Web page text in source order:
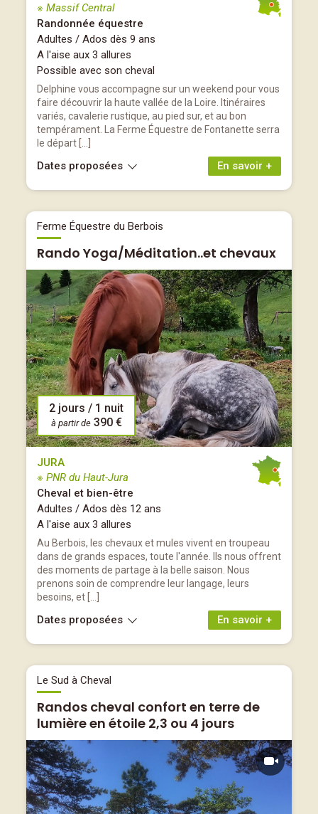
※ Massif Central
Randonnée équestre
Adultes / Ados dès 9 ans
A l'aise aux 3 allures
Possible avec son cheval
Delphine vous accompagne sur un weekend pour vous
faire découvrir la haute vallée de la Loire. Itinéraires
variés, cavalerie rustique, au pied sur, et au bon
tempérament. La Ferme Équestre de Fontanette serra
le départ […]
En savoir +
Dates proposées
Ferme Équestre du Berbois
Rando Yoga/Méditation..et chevaux
2 jours / 1 nuit
à partir de 390 €
JURA
※ PNR du Haut-Jura
Cheval et bien-être
Adultes / Ados dès 12 ans
A l'aise aux 3 allures
Au Berbois, les chevaux et mules vivent en troupeau
dans de grands espaces, toute l'année. Ils nous offrent
des moments de partage à la belle saison. Nous
prenons soin de comprendre leur langage, leurs
besoins, et […]
En savoir +
Dates proposées
Le Sud à Cheval
Randos cheval confort en terre de
lumière en étoile 2,3 ou 4 jours